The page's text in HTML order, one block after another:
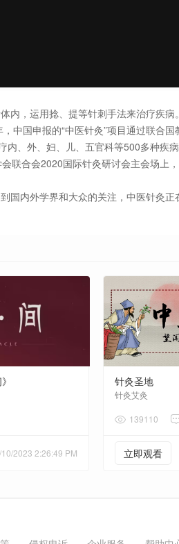
，运用捻、提等针刺手法来治疗疾
中国申报的“中医针灸”项目通过联合
、外、妇、儿、五官科等500多种疾
联合会2020国际针灸研讨会主会场
内外学界和大众的关注，中医针灸
2023 2:26:49 PM
针灸圣地
针灸艾灸
139110
立即观看